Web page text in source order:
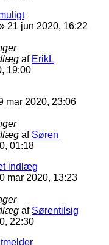
» 21 jun 2020, 16:22
af ErikL
19:00
mar 2020, 23:06
af Søren
01:18
indlæg
mar 2020, 13:23
af Sørentilsig
22:30